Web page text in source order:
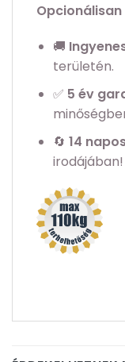
🚚
területén.
✅ 5 év
🔄 14
irodájában!